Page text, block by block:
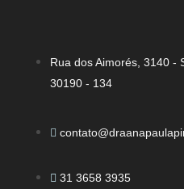
Rua dos Aimorés, 3140 -
30190 - 134
31 3658 3935